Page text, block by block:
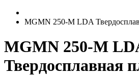
MGMN 250-M LDA
MGMN 250-M
Твердосплавная